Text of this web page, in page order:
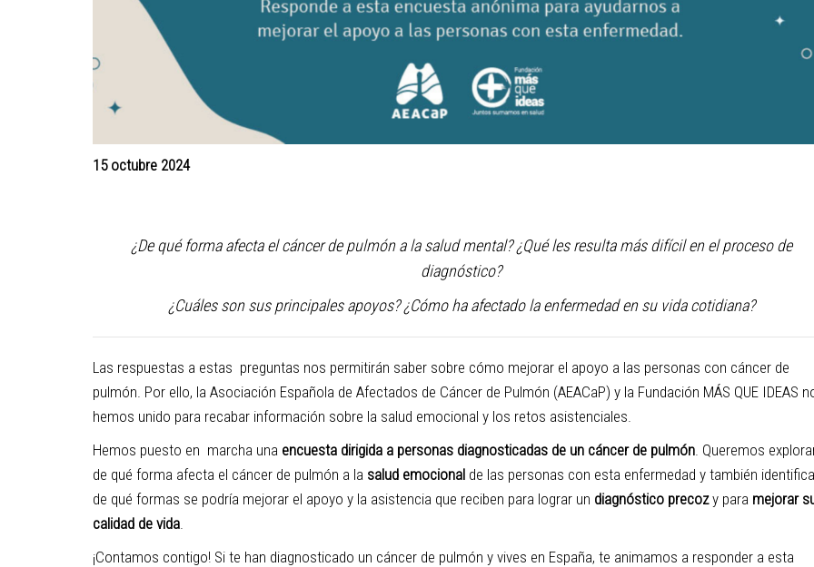
15 octubre 2024
¿De qué forma afecta el cáncer de pulmón a la salud mental? ¿Qué les resulta más difícil en el proceso de
diagnóstico?
¿Cuáles son sus principales apoyos? ¿Cómo ha afectado la enfermedad en su vida cotidiana?
Las respuestas a estas preguntas nos permitirán saber sobre cómo mejorar el apoyo a las personas con cáncer de
pulmón. Por ello, la Asociación Española de Afectados de Cáncer de Pulmón (AEACaP) y la Fundación MÁS QUE IDEAS
hemos unido para recabar información sobre la salud emocional y los retos asistenciales.
Hemos puesto en marcha una encuesta dirigida a personas diagnosticadas de un cáncer de pulmón . Queremos
de qué forma afecta el cáncer de pulmón a la salud emocional de las personas con esta enfermedad y también
de qué formas se podría mejorar el apoyo y la asistencia que reciben para lograr un diagnóstico precozy para mejorar
calidad de vida
¡Contamos contigo! Si te han diagnosticado un cáncer de pulmón y vives en España, te animamos a responder a esta